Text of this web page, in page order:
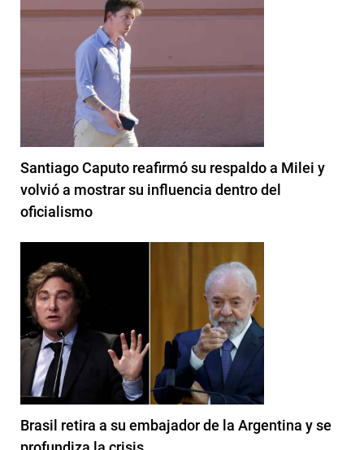
Santiago Caputo reafirmó su respaldo a Milei y
volvió a mostrar su influencia dentro del
oficialismo
Brasil retira a su embajador de la Argentina y se